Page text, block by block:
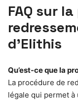
FAQ sur
d’Elithis
Qu’est-ce que la
La procédure de
légale qui permet